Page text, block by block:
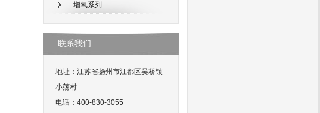
增氧系列
联系我们
地址：江苏省扬州市江都区吴桥镇
小荡村
电话：400-830-3055